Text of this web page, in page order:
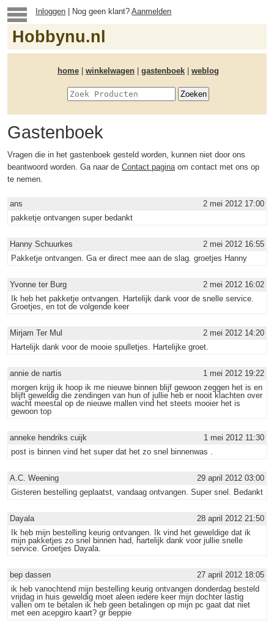
Inloggen | Nog geen klant?Aanmelden
Hobbynu.nl
home winkelwagen gastenboek weblog
Gastenboek
Vragen die in het gastenboek gesteld worden, kunnen niet door ons
beantwoord worden. Ga naar de Contact paginaom contact met ons op
te nemen.
ans
2 mei 2012 17:00
pakketje ontvangen super bedankt
Hanny Schuurkes
2 mei 2012 16:55
Pakketje ontvangen. Ga er direct mee aan de slag. groetjes Hanny
Yvonne ter Burg
2 mei 2012 16:02
Ik heb het pakketje ontvangen. Hartelijk dank voor de snelle service.
Groetjes, en tot de volgende keer
Mirjam Ter Mul
2 mei 2012 14:20
Hartelijk dank voor de mooie spulletjes. Hartelijke groet.
annie de nartis
1 mei 2012 19:22
morgen krijg ik hoop ik me nieuwe binnen blijf gewoon zeggen het is en
blijft geweldig die zendingen van hun of jullie heb er nooit klachten over
wacht meestal op de nieuwe mallen vind het steets mooier het is
gewoon top
anneke hendriks cuijk
1 mei 2012 11:30
post is binnen vind het super dat het zo snel binnenwas .
A.C. Weening
29 april 2012 03:00
Gisteren bestelling geplaatst, vandaag ontvangen. Super snel. Bedankt
Dayala
28 april 2012 21:50
Ik heb mijn bestelling keurig ontvangen. Ik vind het geweldige dat ik
mijn pakketjes zo snel binnen had, hartelijk dank voor jullie snelle
service. Groetjes Dayala.
bep dassen
27 april 2012 18:05
ik heb vanochtend mijn bestelling keurig ontvangen donderdag besteld
vrijdag in huis geweldig moet aleen iedere keer mijn dochter lastig
vallen om te betalen ik heb geen betalingen op mijn pc gaat dat niet
met een acepgiro kaart? gr beppie